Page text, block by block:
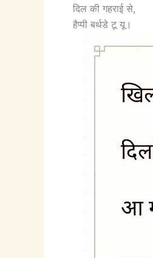
दिल की गहराई से,
हैप्पी बर्थडे टू यू।